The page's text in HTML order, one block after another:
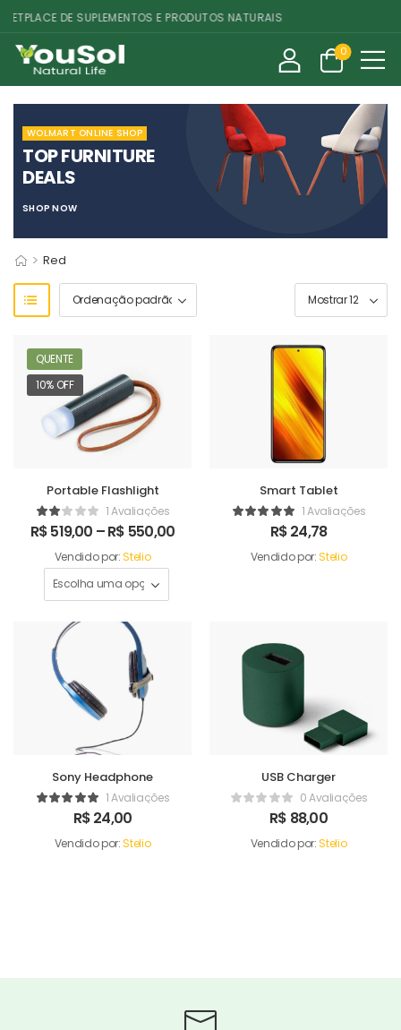
DE SUPLEMENTOS E PRODUTOS NATURAIS
0
WOLMART ONLINE SHOP
TOP FURNITURE
DEALS
SHOP NOW
> Red
QUENTE
10% OFF
Portable Flashlight
1 Avaliações
R$519,00 –R$ 550,00
Vendido por:Stelio
Smart Tablet
1 Avaliações
R$24,78
Vendido por:Stelio
Sony Headphone
1 Avaliações
R$24,00
Vendido por:Stelio
USB Charger
0 Avaliações
R$ 88,00
Vendido por:Stelio